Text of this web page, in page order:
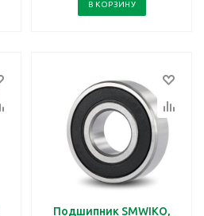
В КОРЗИНУ
Подшипник SMWIKO,